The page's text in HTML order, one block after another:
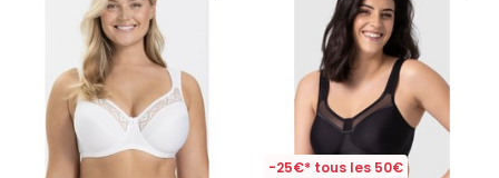
-25€* tous les 50€